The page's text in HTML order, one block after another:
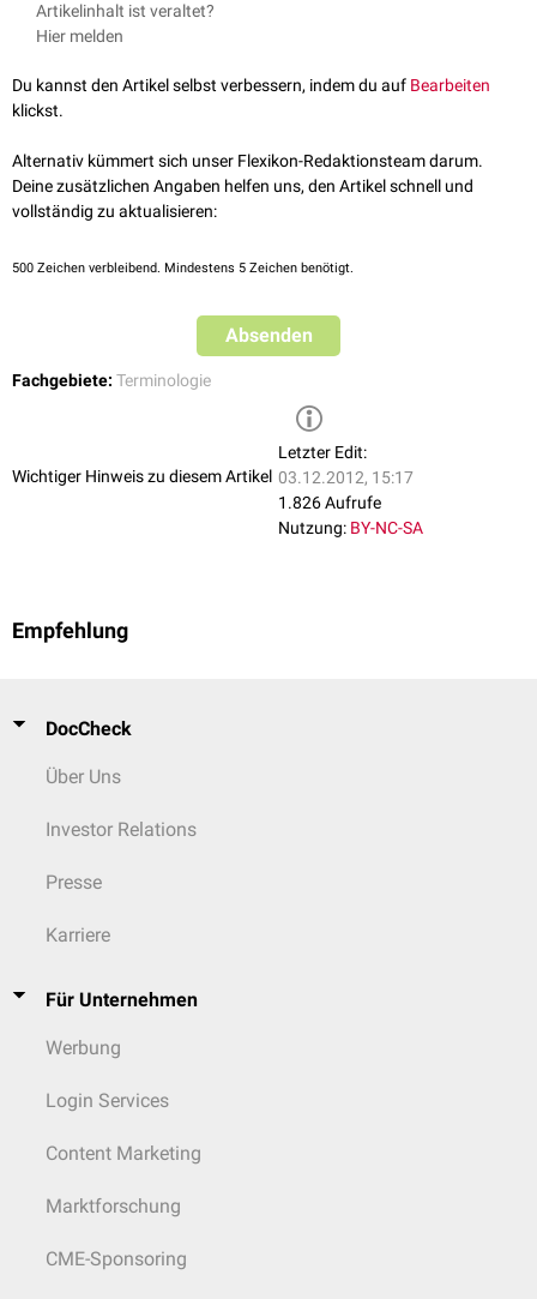
Artikelinhalt ist veraltet?
Hier melden
Du kannst den Artikel selbst verbessern, indem du auf Bearbeiten
klickst.
Alternativ kümmert sich unser Flexikon-Redaktionsteam darum.
Deine zusätzlichen Angaben helfen uns, den Artikel schnell und
vollständig zu aktualisieren:
500 Zeichen verbleibend. Mindestens 5 Zeichen benötigt.
Absenden
Fachgebiete: Terminologie
Wichtiger Hinweis zu diesem Artikel
Letzter Edit:
03.12.2012, 15:17
1.826 Aufrufe
Nutzung: BY-NC-SA
Empfehlung
DocCheck
Über Uns
Investor Relations
Presse
Karriere
Für Unternehmen
Werbung
Login Services
Content Marketing
Marktforschung
CME-Sponsoring